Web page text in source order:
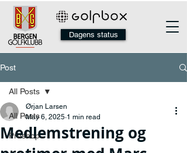
Dagens status
Post
All Posts
Proshop
All Posts
Medlemstrening og
Ørjan Larsen
May 6, 2025 1 min read